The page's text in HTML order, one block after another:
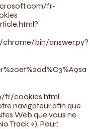
fr-
bin/answer.py?
fr/cookies.html
navigateur afin que
Web que vous ne
Track »). Pour: